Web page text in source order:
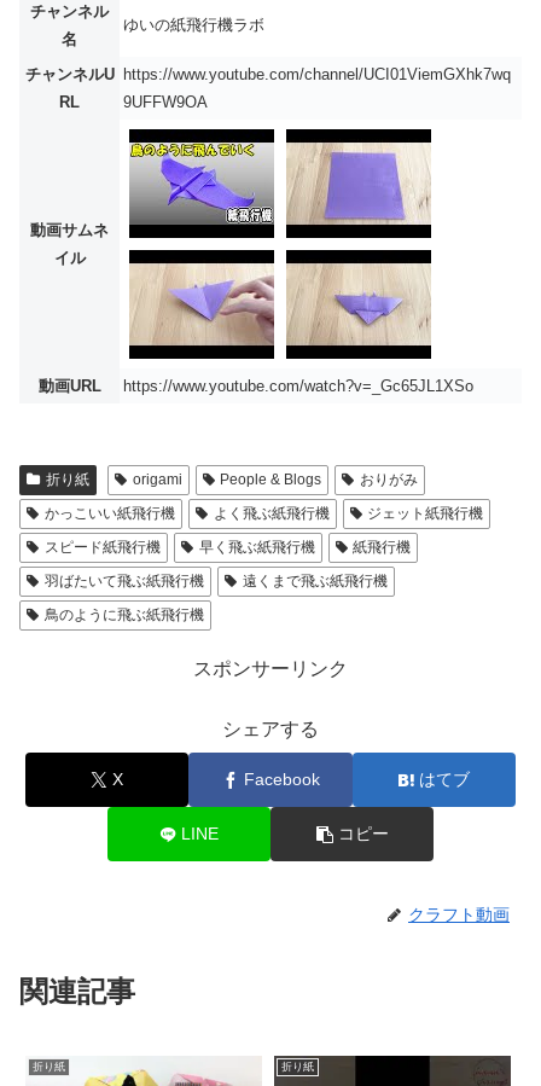
チャンネル
名
ゆいの紙飛行機ラボ
チャンネルU
RL
https://www.youtube.com/channel/UCI01ViemGXhk7wq
9UFFW9OA
動画サムネ
イル
動画URL https://www.youtube.com/watch?v=_Gc65JL1XSo
折り紙 origami People & Blogs
おりがみ
かっこいい紙飛行機
よく飛ぶ紙飛行機
ジェット紙飛行機
スピード紙飛行機
早く飛ぶ紙飛行機
紙飛行機
羽ばたいて飛ぶ紙飛行機
遠くまで飛ぶ紙飛行機
鳥のように飛ぶ紙飛行機
スポンサーリンク
シェアする
X Facebook はてブ
LINE コピー
クラフト動画
関連記事
折り紙 折り紙